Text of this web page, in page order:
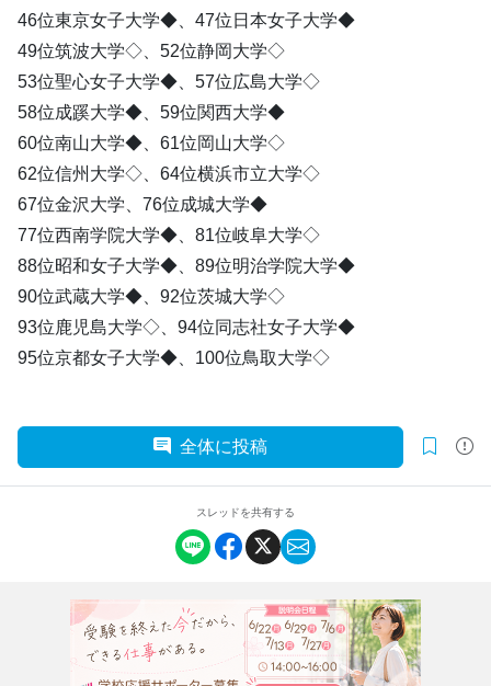
46位東京女子大学◆、47位日本女子大学◆
49位筑波大学◇、52位静岡大学◇
53位聖心女子大学◆、57位広島大学◇
58位成蹊大学◆、59位関西大学◆
60位南山大学◆、61位岡山大学◇
62位信州大学◇、64位横浜市立大学◇
67位金沢大学、76位成城大学◆
77位西南学院大学◆、81位岐阜大学◇
88位昭和女子大学◆、89位明治学院大学◆
90位武蔵大学◆、92位茨城大学◇
93位鹿児島大学◇、94位同志社女子大学◆
95位京都女子大学◆、100位鳥取大学◇
全体に投稿
スレッドを共有する